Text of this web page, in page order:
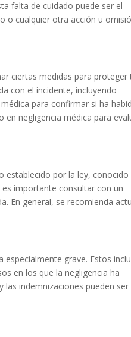
falta de cuidado puede ser el
o cualquier otra acción u
ciertas medidas para proteger
con el incidente, incluyendo
para confirmar si ha
en negligencia médica para
establecido por la ley, conocido
importante consultar con un
En general, se recomienda
especialmente grave. Estos
en los que la negligencia ha
las indemnizaciones pueden ser